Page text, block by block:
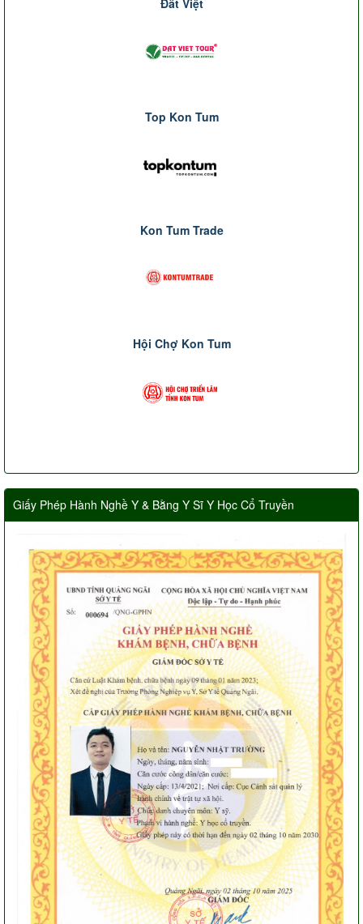
Đất Việt
Top Kon Tum
Kon Tum Trade
Hội Chợ Kon Tum
Giấy Phép Hành Nghề Y & Bằng Y Sĩ Y Học Cổ Truyền